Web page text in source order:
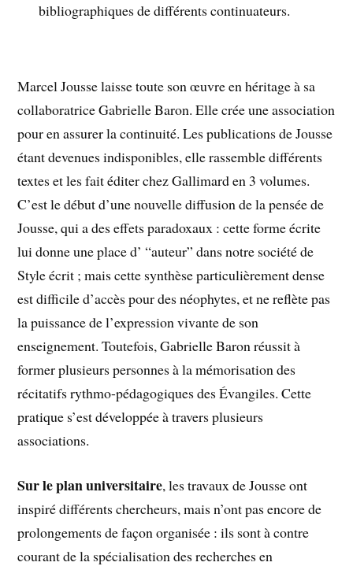
bibliographiques de différents continuateurs.
Marcel Jousse laisse toute son œuvre en héritage à sa
collaboratrice Gabrielle Baron. Elle crée une association
pour en assurer la continuité. Les publications de Jousse
étant devenues indisponibles, elle rassemble différents
textes et les fait éditer chez Gallimard en 3 volumes.
C’est le début d’une nouvelle diffusion de la pensée de
Jousse, qui a des effets paradoxaux : cette forme écrite
lui donne une place d’ “auteur” dans notre société de
Style écrit ; mais cette synthèse particulièrement dense
est difficile d’accès pour des néophytes, et ne reflète pas
la puissance de l’expression vivante de son
enseignement. Toutefois, Gabrielle Baron réussit à
former plusieurs personnes à la mémorisation des
récitatifs rythmo-pédagogiques des Évangiles. Cette
pratique s’est développée à travers plusieurs
associations.
Sur le plan universitaire, les travaux de Jousse ont
inspiré différents chercheurs, mais n’ont pas encore de
prolongements de façon organisée : ils sont à contre
courant de la spécialisation des recherches en